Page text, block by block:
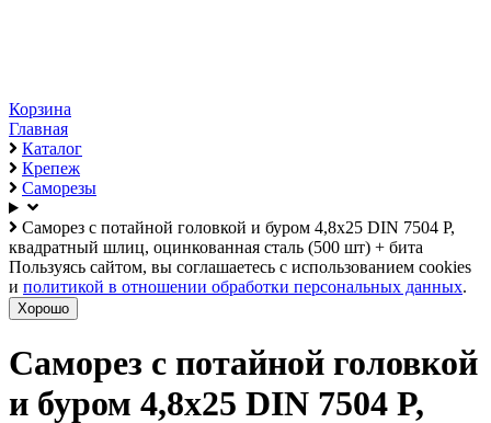
Корзина
Главная
Каталог
Крепеж
Саморезы
Саморез с потайной головкой и буром 4,8х25 DIN 7504 P,
квадратный шлиц, оцинкованная сталь (500 шт) + бита
Пользуясь сайтом, вы соглашаетесь с использованием cookies
и политикой в отношении обработки персональных данных.
Хорошо
Саморез с потайной головкой
и буром 4,8х25 DIN 7504 P,